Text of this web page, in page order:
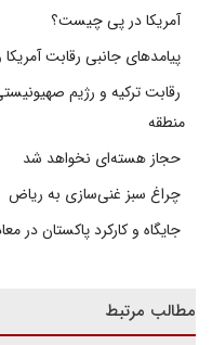
آمریکا در پی چیست؟
پیامدهای جانبی رقابت
رقابت ترکیه و رژیم
منطقه
حجاز هسته‌ای نخواهد شد
چراغ سبز غنی‌سازی به ریاض
جایگاه و کارکرد پاکستان در
مطالب مرتبط